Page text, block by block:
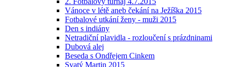
Vánoce v létě aneb čekání na Ježíška 2015
Fotbalové utkání ženy - muži 2015
Den s indiány
Netradiční plavidla - rozloučení s prázdninami
Dubová alej
Beseda s Ondřejem Cinkem
Svatý Martin 2015